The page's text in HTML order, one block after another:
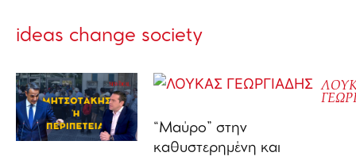
ideas change society
“Μαύρο” στην
καθυστερημένη και